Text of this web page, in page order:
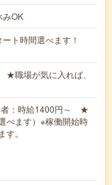
OK
ト時間選べます！
職場が気に入れば、
者：時給1400円～ ★
べます）※稼働開始時
。